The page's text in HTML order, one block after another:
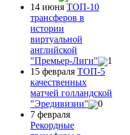
14 июня ТОП-10
трансферов в
истории
виртуальной
английской
"Премьер-Лиги"
1
15 февраля ТОП-5
качественных
матчей голландской
"Эредивизии"
0
7 февраля
Рекордные